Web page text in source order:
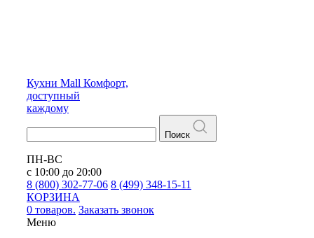
Кухни Mall Комфорт,
доступный
каждому
Поиск
ПН-ВС
с 10:00 до 20:00
8 (800) 302-77-06 8 (499) 348-15-11
КОРЗИНА
0 товаров. Заказать звонок
Меню